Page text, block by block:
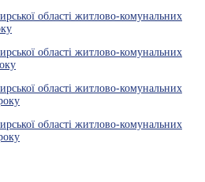
області житлово-комунальних
області житлово-комунальних
області житлово-комунальних
області житлово-комунальних